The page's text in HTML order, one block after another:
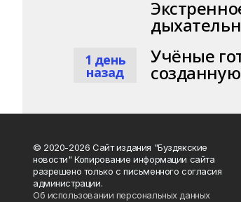
1 день
назад
Учёные
© 2020-2026 Сайт издания "Буздякские
новости" Копирование информации сайта
разрешено только с письменного согласия
администрации.
Об использовании персональных данных